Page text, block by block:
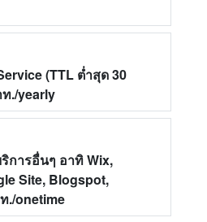
(TTL ต่ำสุด 30
ท./yearly
การอื่นๆ อาทิ Wix,
Site, Blogspot,
./onetime